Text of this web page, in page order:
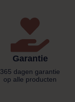
Garantie
365 dagen garantie
op alle producten